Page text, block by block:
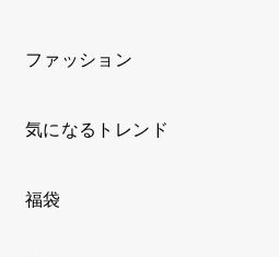
ファッション
気になるトレンド
福袋